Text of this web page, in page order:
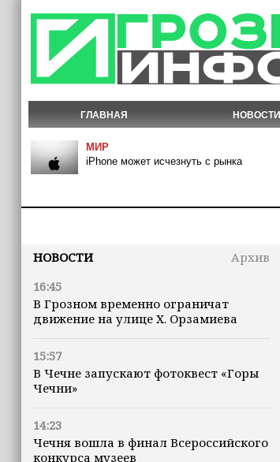
ГЛАВНАЯ НОВОСТИ
МИР
iPhone может исчезнуть с рынка
НОВОСТИ
Архив
16:45
В Грозном временно ограничат
движение на улице Х. Орзамиева
15:57
В Чечне запускают фотоквест «Горы
Чечни»
14:23
Чечня вошла в финал Всероссийского
конкурса музеев